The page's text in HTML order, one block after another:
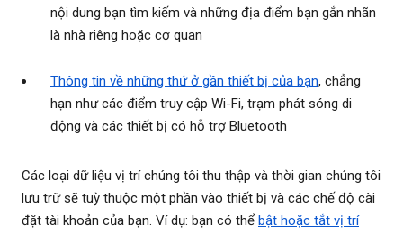
nội dung bạn tìm kiếm và những địa điểm bạn gắn nhãn
là nhà riêng hoặc cơ quan
Thông tin về những thứ ở gần thiết bị của bạn, chẳng
hạn như các điểm truy cập Wi-Fi, trạm phát sóng di
động và các thiết bị có hỗ trợ Bluetooth
Các loại dữ liệu vị trí chúng tôi thu thập và thời gian chúng tôi
lưu trữ sẽ tuỳ thuộc một phần vào thiết bị và các chế độ cài
đặt tài khoản của bạn. Ví dụ: bạn có thể bật hoặc tắt vị trí